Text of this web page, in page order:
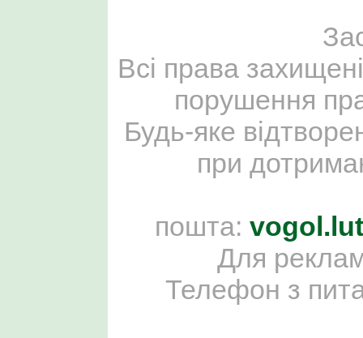
Всі права
порушення
Будь-яке
при
пошта:
Для
Телефон з